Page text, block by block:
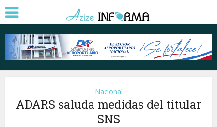
Nacional
ADARS saluda medidas del titular
SNS